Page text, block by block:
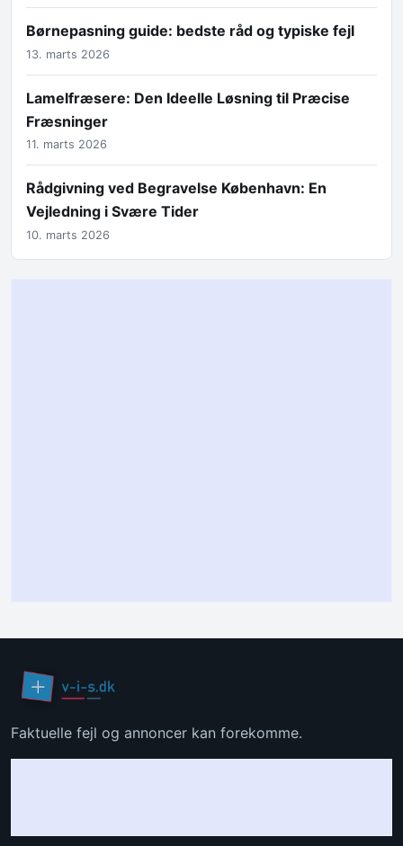
Børnepasning guide: bedste råd og typiske fejl
13. marts 2026
Lamelfræsere: Den Ideelle Løsning til Præcise
Fræsninger
11. marts 2026
Rådgivning ved Begravelse København: En
Vejledning i Svære Tider
10. marts 2026
Faktuelle fejl og annoncer kan forekomme.